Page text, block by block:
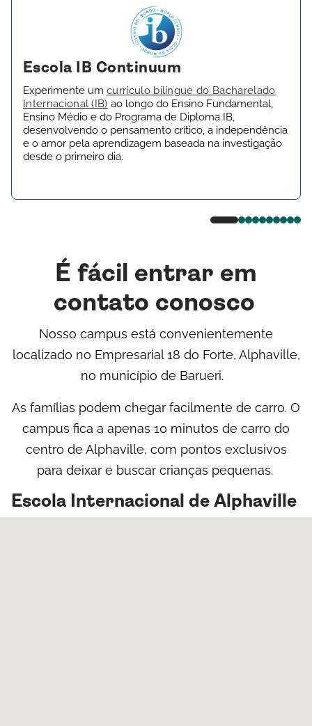
Escola IB Continuum
Experimente um currículo bilíngue do Bacharelado
Internacional (IB) ao longo do Ensino Fundamental,
Ensino Médio e do Programa de Diploma IB,
desenvolvendo o pensamento crítico, a independência
e o amor pela aprendizagem baseada na investigação
desde o primeiro dia.
É fácil entrar em
contato conosco
Nosso campus está convenientemente
localizado no Empresarial 18 do Forte, Alphaville,
no município de Barueri.
As famílias podem chegar facilmente de carro. O
campus fica a apenas 10 minutos de carro do
centro de Alphaville, com pontos exclusivos
para deixar e buscar crianças pequenas.
Escola Internacional de Alphaville